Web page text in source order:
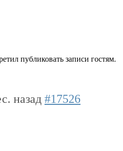
публиковать записи гостям.
назад #17526